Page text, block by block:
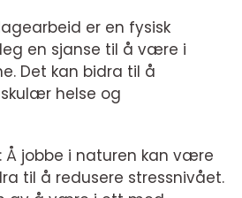
er en fysisk
en sjanse til å være i
Det kan bidra til å
helse og
Å jobbe i naturen kan være
til å redusere stressnivået.